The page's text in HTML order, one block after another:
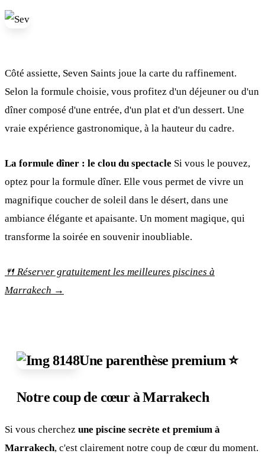
Côté assiette, Seven Saints joue la carte du raffinement.
Selon la formule choisie, vous profitez d'un déjeuner ou d'un
dîner composé d'une entrée, d'un plat et d'un dessert. Une
vraie expérience gastronomique, à la hauteur du cadre.
La formule dîner : le clou du spectacle Si vous le pouvez,
optez pour la formule dîner. Elle vous permet de vivre un
magnifique coucher de soleil dans le désert, dans une
ambiance élégante et apaisante. Un moment magique, qui
transforme la soirée en souvenir inoubliable.
🍴 Réserver gratuitement les meilleures piscines à
Marrakech →
Une parenthèse premium ⭐
Notre coup de cœur à Marrakech
Si vous cherchez une piscine secrète et premium à
Marrakech, c'est clairement notre coup de cœur du moment.